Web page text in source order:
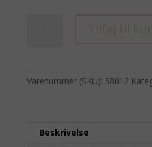
Scrub
ml
Varenummer (SKU): 58012
Beskrivelse